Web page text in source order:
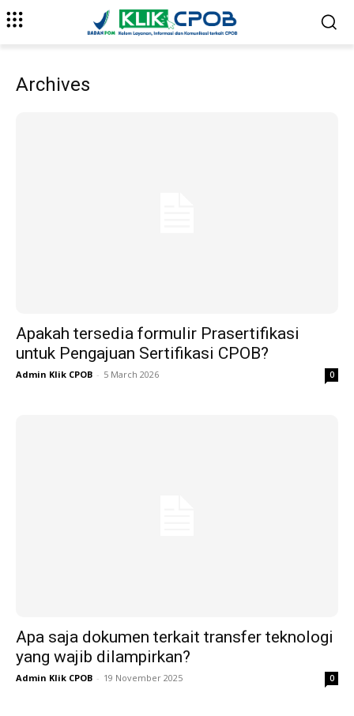
Archives
Apakah tersedia formulir Prasertifikasi
untuk Pengajuan Sertifikasi CPOB?
Admin Klik CPOB - 5 March 2026 0
Apa saja dokumen terkait transfer teknologi
yang wajib dilampirkan?
Admin Klik CPOB - 19 November 2025 0